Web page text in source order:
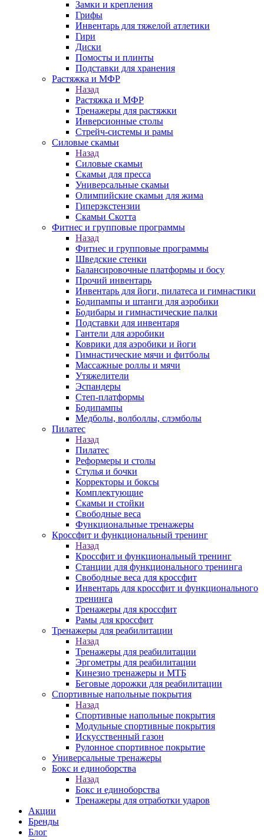
Замки и крепления
Грифы
Инвентарь для тяжелой атлетики
Гири
Диски
Помосты и плинты
Подставки для хранения
Растяжка и МФР
Назад
Растяжка и МФР
Тренажеры для растяжки
Инверсионные столы
Стрейч-системы и рамы
Силовые скамьи
Назад
Силовые скамьи
Скамьи для пресса
Универсальные скамьи
Олимпийские скамьи для жима
Гиперэкстензии
Скамьи Скотта
Фитнес и групповые программы
Назад
Фитнес и групповые программы
Шведские стенки
Балансировочные платформы и босу
Прочий инвентарь
Инвентарь для йоги, пилатеса и гимнастики
Бодипампы и штанги для аэробики
Бодибары и гимнастические палки
Подставки для инвентаря
Гантели для аэробики
Коврики для аэробики и йоги
Гимнастические мячи и фитболы
Массажные роллы и мячи
Утяжелители
Эспандеры
Степ-платформы
Бодипампы
Медболы, волболлы, слэмболы
Пилатес
Назад
Пилатес
Реформеры и столы
Стулья и бочки
Корректоры и боксы
Комплектующие
Скамьи и стойки
Свободные веса
Функциональные тренажеры
Кроссфит и функциональный тренинг
Назад
Кроссфит и функциональный тренинг
Станции для функционального тренинга
Свободные веса для кроссфит
Инвентарь для кроссфит и функционального
тренинга
Тренажеры для кроссфит
Рамы для кроссфит
Тренажеры для реабилитации
Назад
Тренажеры для реабилитации
Эргометры для реабилитации
Кинезио тренажеры и МТБ
Беговые дорожки для реабилитации
Спортивные напольные покрытия
Назад
Спортивные напольные покрытия
Модульные спортивные покрытия
Искусственный газон
Рулонное спортивное покрытие
Универсальные тренажеры
Бокс и единоборства
Назад
Бокс и единоборства
Тренажеры для отработки ударов
Акции
Бренды
Блог